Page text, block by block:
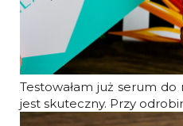
Testowałam już serum
jest skuteczny. Przy